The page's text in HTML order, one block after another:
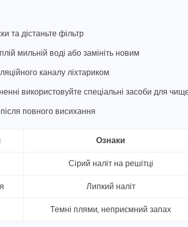
та дістаньте фільтр
мильній воді або замініть новим
каналу ліхтариком
використовуйте спеціальні засоби для
повного висихання
Ознаки
Сірий наліт на решітці
Липкий наліт
Темні плями, неприємний запах